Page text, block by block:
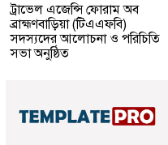
ট্রাভেল এজেন্সি ফোরাম অব
ব্রাহ্মণবাড়িয়া (টিএএফবি)
সদস্যদের আলোচনা ও পরিচিতি
সভা অনুষ্ঠিত